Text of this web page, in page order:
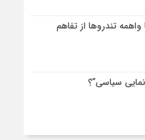
تندروها از تفاهم
سیاسی”؟